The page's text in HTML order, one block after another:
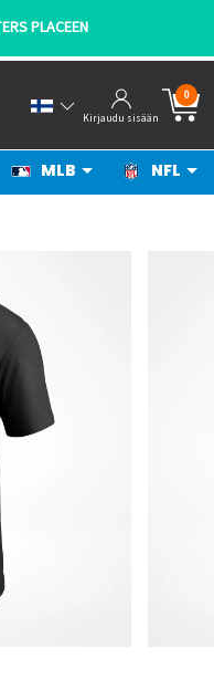
PLACEEN
Kirjaudu sisään
0
MLB NFL